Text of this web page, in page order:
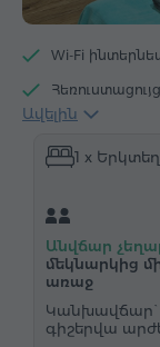
Wi-Fi
Հեռուստացույց
Էլեկտրական
Սրբիչներ
Աթոռ
Ավելին
1 x
Անվճար
մեկնարկից
առաջ
Կանխավճար`
գիշերվա